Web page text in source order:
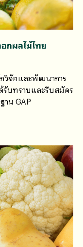
กผลไม้ไทย
วิจัยและพัฒนาการ
รับทราบและรีบสมัคร
าน GAP